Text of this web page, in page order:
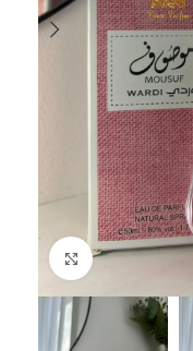
Click to enlarge